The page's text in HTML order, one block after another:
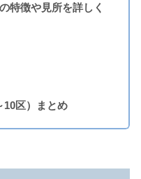
特徴や見所を詳しく
10区）まとめ